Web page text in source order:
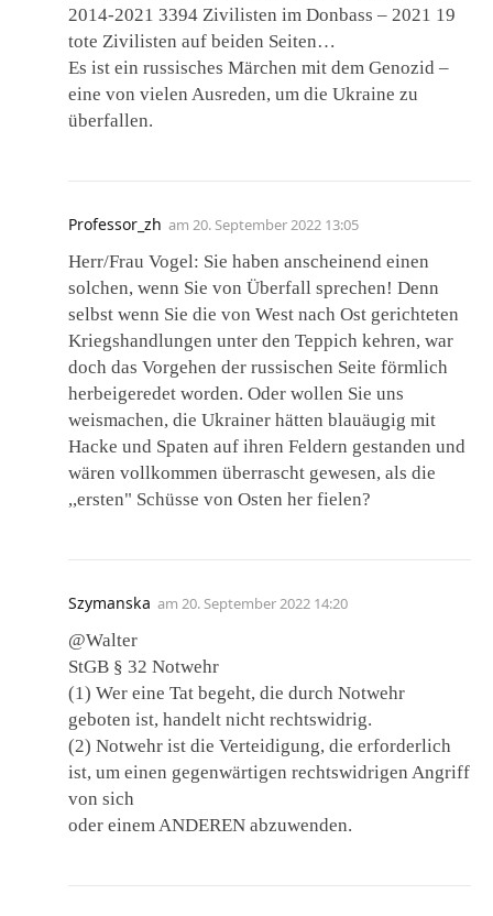
2014-2021 3394 Zivilisten im Donbass – 2021 19
tote Zivilisten auf beiden Seiten…
Es ist ein russisches Märchen mit dem Genozid –
eine von vielen Ausreden, um die Ukraine zu
überfallen.
Professor_zh am 20. September 2022 13:05
Herr/Frau Vogel: Sie haben anscheinend einen
solchen, wenn Sie von Überfall sprechen! Denn
selbst wenn Sie die von West nach Ost gerichteten
Kriegshandlungen unter den Teppich kehren, war
doch das Vorgehen der russischen Seite förmlich
herbeigeredet worden. Oder wollen Sie uns
weismachen, die Ukrainer hätten blauäugig mit
Hacke und Spaten auf ihren Feldern gestanden und
wären vollkommen überrascht gewesen, als die
,,ersten" Schüsse von Osten her fielen?
Szymanska am 20. September 2022 14:20
@Walter
StGB § 32 Notwehr
(1) Wer eine Tat begeht, die durch Notwehr
geboten ist, handelt nicht rechtswidrig.
(2) Notwehr ist die Verteidigung, die erforderlich
ist, um einen gegenwärtigen rechtswidrigen Angriff
von sich
oder einem ANDEREN abzuwenden.